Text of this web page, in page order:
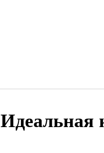
Идеальная